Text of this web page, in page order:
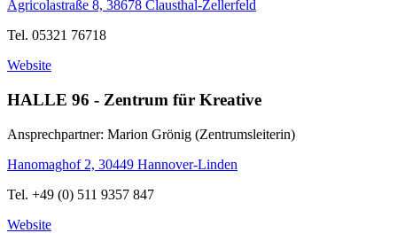
Agricolastraße 8, 38678 Clausthal-Zellerfeld
Tel. 05321 76718
Website
HALLE 96 - Zentrum für Kreative
Ansprechpartner: Marion Grönig (Zentrumsleiterin)
Hanomaghof 2, 30449 Hannover-Linden
Tel. +49 (0) 511 9357 847
Website